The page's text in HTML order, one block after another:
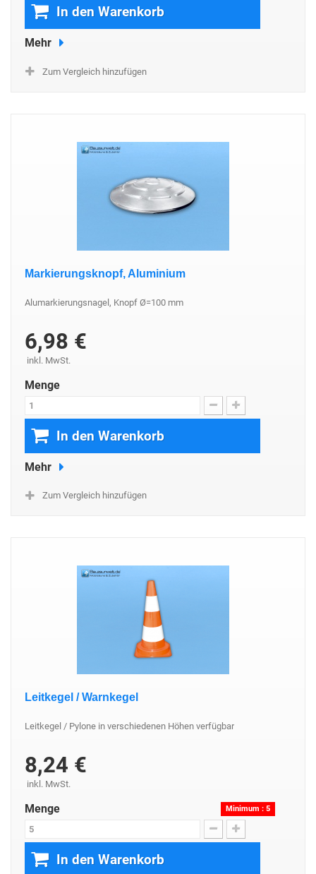
In den Warenkorb
Mehr
Zum Vergleich hinzufügen
Markierungsknopf, Aluminium
Alumarkierungsnagel, Knopf Ø=100 mm
6,98 €
inkl. MwSt.
Menge
In den Warenkorb
Mehr
Zum Vergleich hinzufügen
Leitkegel / Warnkegel
Leitkegel / Pylone in verschiedenen Höhen verfügbar
8,24 €
inkl. MwSt.
Menge Minimum : 5
In den Warenkorb